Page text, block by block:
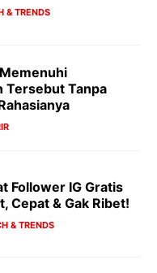
& TRENDS
Tersebut Tanpa
Follower IG Gratis
Cepat & Gak Ribet!
& TRENDS